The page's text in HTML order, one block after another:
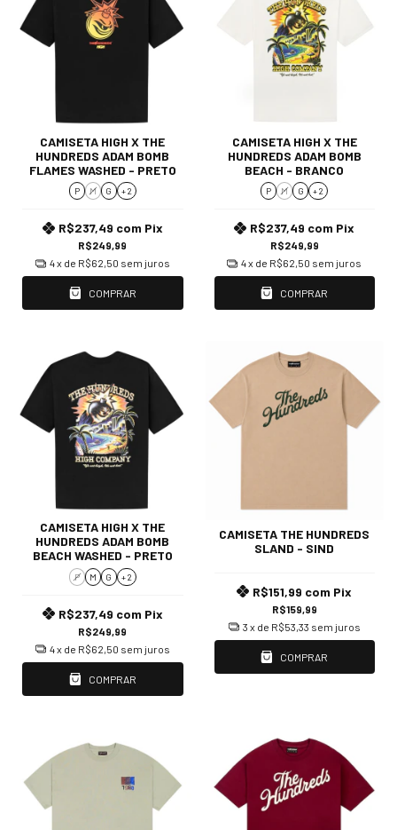
CAMISETA HIGH X THE
HUNDREDS ADAM BOMB
FLAMES WASHED - PRETO
P M G + 2
R$249,99
R$237,49 com Pix
4x de R$62,50 sem juros
COMPRAR
CAMISETA HIGH X THE
HUNDREDS ADAM BOMB
BEACH - BRANCO
P M G + 2
R$249,99
R$237,49 com Pix
4x de R$62,50 sem juros
COMPRAR
CAMISETA HIGH X THE
HUNDREDS ADAM BOMB
BEACH WASHED - PRETO
P M G + 2
R$249,99
R$237,49 com Pix
4x de R$62,50 sem juros
COMPRAR
CAMISETA THE HUNDREDS
SLAND - SIND
R$159,99
R$151,99 com Pix
3 x de R$53,33 sem juros
COMPRAR